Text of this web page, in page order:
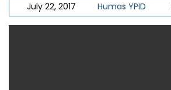
July 22, 2017 Humas YPID